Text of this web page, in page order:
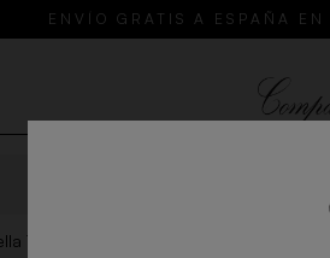
ENVÍO GRATIS A ESPAÑA
75cl